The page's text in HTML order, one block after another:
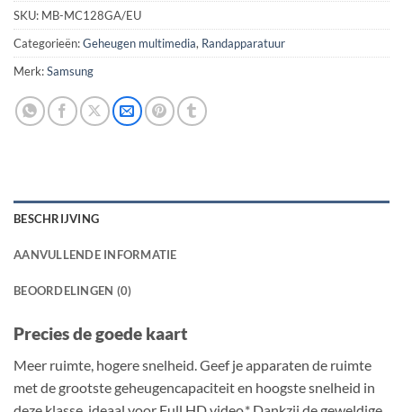
SKU: MB-MC128GA/EU
Categorieën:Geheugen multimedia, Randapparatuur
Merk:Samsung
BESCHRIJVING
AANVULLENDE INFORMATIE
BEOORDELINGEN (0)
Precies de goede kaart
Meer ruimte, hogere snelheid. Geef je apparaten de ruimte
met de grootste geheugencapaciteit en hoogste snelheid in